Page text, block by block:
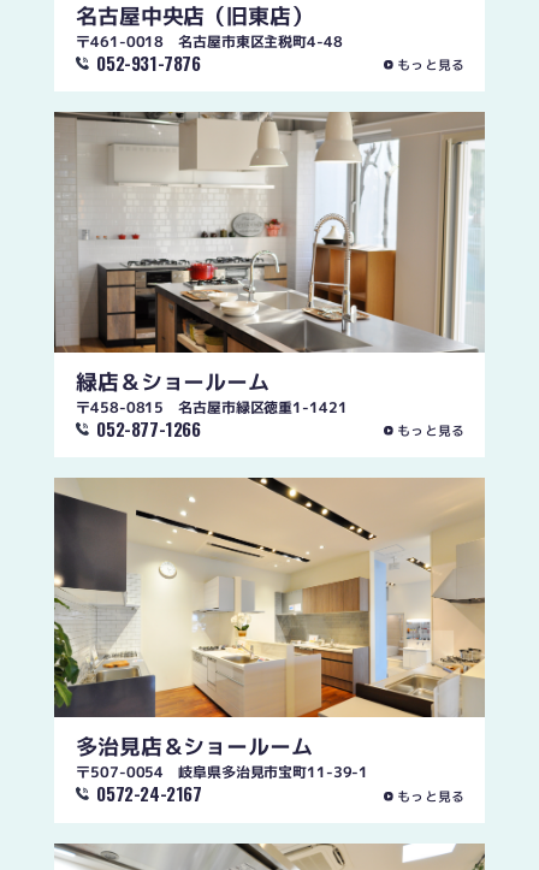
名古屋中央店 （旧東店）
〒461-0018 名古屋市東区主税町4-48
052-931-7876 もっと見る
緑店＆ショールーム
〒458-0815 名古屋市緑区徳重1-1421
052-877-1266 もっと見る
多治見店＆ショールーム
〒507-0054 岐阜県多治見市宝町11-39-1
0572-24-2167 もっと見る